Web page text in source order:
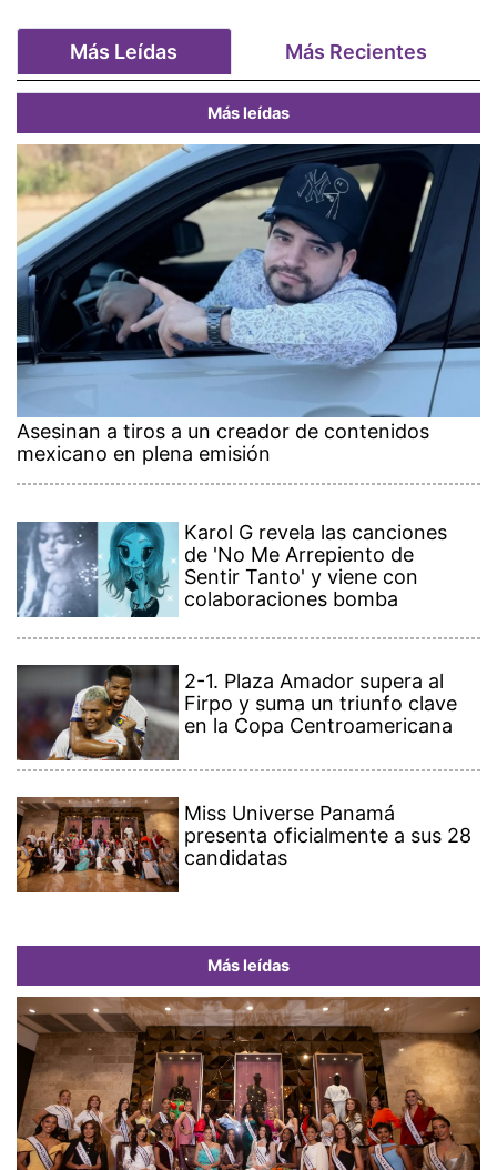
Más Leídas Más Recientes
Más leídas
Asesinan a tiros a un creador de contenidos
mexicano en plena emisión
Karol G revela las canciones
de 'No Me Arrepiento de
Sentir Tanto' y viene con
colaboraciones bomba
2-1. Plaza Amador supera al
Firpo y suma un triunfo clave
en la Copa Centroamericana
Miss Universe Panamá
presenta oficialmente a sus 28
candidatas
Más leídas